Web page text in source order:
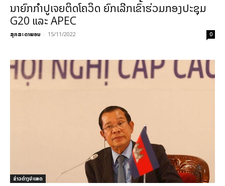
ນາຍົກກຳປູເຈຍຕິດໂຄວິດ ຍົກເລີກເຂົ້າຮ່ວມກອງປະຊຸມ
G20 ແລະ APEC
ສຸກສະດາພອນ - 15/11/2022 0
ຂ່າວຕ່າງປະເທດ